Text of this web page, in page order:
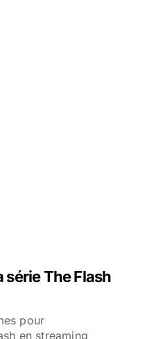
The Flash
pour
en streaming